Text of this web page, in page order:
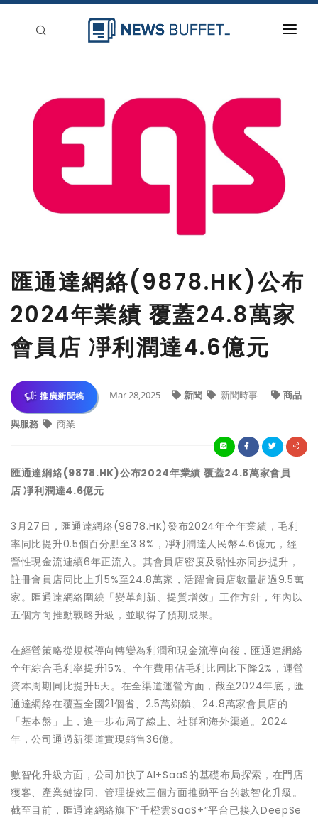
新聞稿分類
匯通達網絡(9878.HK)公布
2024年業績 覆蓋24.8萬家
會員店 凈利潤達4.6億元
推廣新聞稿 Mar 28,2025 新聞 新聞時事 商品
與服務 商業
匯通達網絡(9878.HK)公布2024年業績 覆蓋24.8萬家會員
店 凈利潤達4.6億元
3月27日，匯通達網絡(9878.HK)發布2024年全年業績，毛利
率同比提升0.5個百分點至3.8%，凈利潤達人民幣4.6億元，經
營性現金流連續6年正流入。其會員店密度及黏性亦同步提升，
註冊會員店同比上升5%至24.8萬家，活躍會員店數量超過9.5萬
家。匯通達網絡圍繞「變革創新、提質增效」工作方針，年內以
五個方向推動戰略升級，並取得了預期成果。
在經營策略從規模導向轉變為利潤和現金流導向後，匯通達網絡
全年綜合毛利率提升15%、全年費用佔毛利比同比下降2%，運營
資本周期同比提升5天。在全渠道運營方面，截至2024年底，匯
通達網絡在覆蓋全國21個省、2.5萬鄉鎮、24.8萬家會員店的
「基本盤」上，進一步布局了線上、社群和海外渠道。2024
年，公司通過新渠道實現銷售36億。
數智化升級方面，公司加快了AI+SaaS的基礎布局探索，在門店
獲客、產業鏈協同、管理提效三個方面推動平台的數智化升級。
截至目前，匯通達網絡旗下“千橙雲SaaS+”平台已接入DeepSe